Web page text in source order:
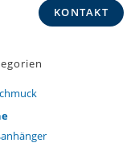
KONTAKT